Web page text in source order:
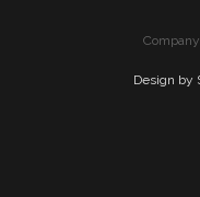
Design by